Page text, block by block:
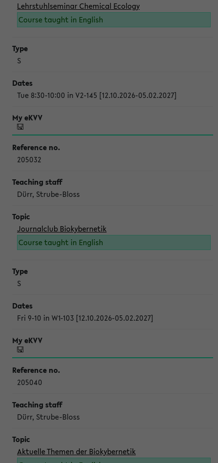
Lehrstuhlseminar Chemical Ecology
Course taught in English
S
Tue 8:30-10:00 in V2-145 [12.10.2026-05.02.2027]
205032
Dürr, Strube-Bloss
Journalclub Biokybernetik
Course taught in English
S
Fri 9-10 in W1-103 [12.10.2026-05.02.2027]
205040
Dürr, Strube-Bloss
Aktuelle Themen der Biokybernetik